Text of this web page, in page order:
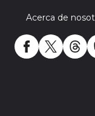
Acerca de